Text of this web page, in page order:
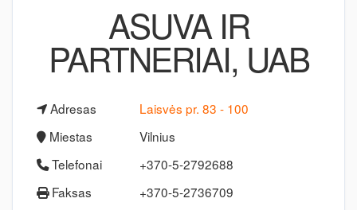
ASUVA IR
PARTNERIAI, UAB
Adresas
Laisvės pr. 83 - 100
Miestas
Vilnius
Telefonai
+370-5-2792688
Faksas
+370-5-2736709